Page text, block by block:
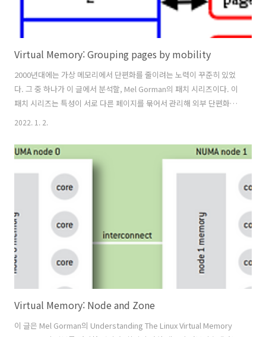
Virtual Memory: Grouping pages by mobility
2000년대에는 가상 메모리에서 단편화를 줄이려는 노력이 꾸준히 있었
다. 그 중 하나가 이 글에서 분석할, Mel Gorman의 패치 시리즈이다. 이
패치 시리즈는 특성이 서로 다른 페이지를 묶어서 관리해 외부 단편화를
최소화한다. External Fragmentation 시스템이 부팅된 이후 시간이 지
가용 메모리의 크기는 충분하더라도 메모리 블럭이 쪼개지면서 연속적
이지 않게되는 걸 외부 단편화라고 한다. 부팅 이후 시간이 많이 지나면
지날수록 외부 단편화가 심해진다. What is mobility 우선 mobility가
무엇인지 살펴보자. 리눅스에서 페이지의 mobility는 migratetype으
로 정의되므로 migratetype을..
2022. 1. 2.
Virtual Memory: Node and Zone
이 글은 Mel Gorman의 Understanding The Linux Virtual Memory